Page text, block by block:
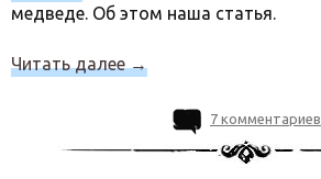
медведе. Об этом наша статья.
Читать далее→
7 комментариев